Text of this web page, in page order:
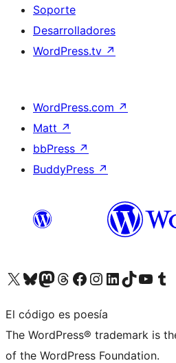
Soporte
Desarrolladores
WordPress.tv ↗
WordPress.com ↗
Matt ↗
bbPress ↗
BuddyPress ↗
Visita nuestra cuenta de X (anteriormente Twitter)
Visita nuestra cuenta de Bluesky
Visita nuestra cuenta de Mastodon
Visita nuestra cuenta de Threads
Visita nuestra página de Facebook
Visita nuestra cuenta de Instagram
Visita nuestra cuenta de LinkedIn
Visita nuestra cuenta de TikTok
Visita nuestro canal
Visita
El código es poesía
The WordPress® trademark is
of the WordPress Foundation.